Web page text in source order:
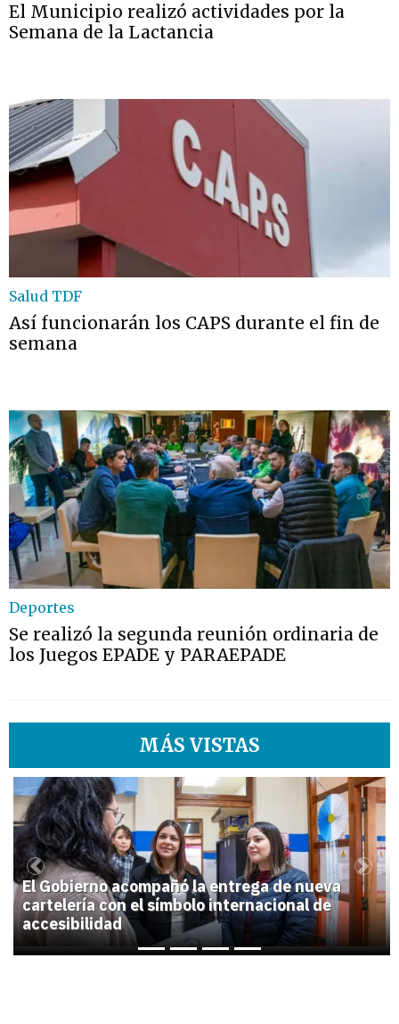
El Municipio realizó actividades por la
Semana de la Lactancia
Salud TDF
Así funcionarán los CAPS durante el fin de
semana
Deportes
Se realizó la segunda reunión ordinaria de
los Juegos EPADE y PARAEPADE
MÁS VISTAS
1
El Gobierno acompañó la entrega de nueva
cartelería con el símbolo internacional de
accesibilidad
Previous Next